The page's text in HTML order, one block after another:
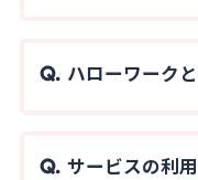
ハローワーク
サービスの利